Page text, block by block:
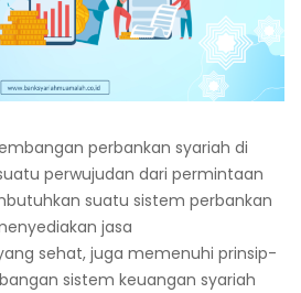
perbankan syariah di
perwujudan dari permintaan
suatu sistem perbankan
jasa
sehat, juga memenuhi prinsip-
sistem keuangan syariah